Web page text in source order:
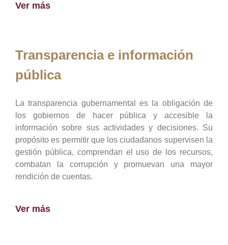
Ver más
Transparencia e información
pública
La transparencia gubernamental es la obligación de
los gobiernos de hacer pública y accesible la
información sobre sus actividades y decisiones. Su
propósito es permitir que los ciudadanos supervisen la
gestión pública, comprendan el uso de los recursos,
combatan la corrupción y promuevan una mayor
rendición de cuentas.
Ver más